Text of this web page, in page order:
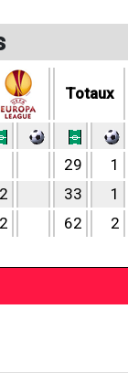
Totaux
29
1
2 33
1
2 62 2